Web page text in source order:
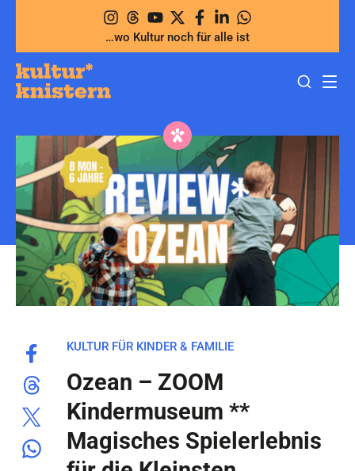
springen
…wo Kultur noch für alle ist
KULTUR FÜR KINDER & FAMILIE
Ozean – ZOOM
Kindermuseum **
Magisches Spielerlebnis